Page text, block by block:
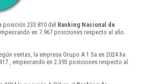
posición 233.810 del Ranking Nacional de
en 7.967 posiciones respecto al año
ventas, la empresa Grupo A 1 Sa en 2024 ha
, empeorando en 2.393 posiciones respecto al